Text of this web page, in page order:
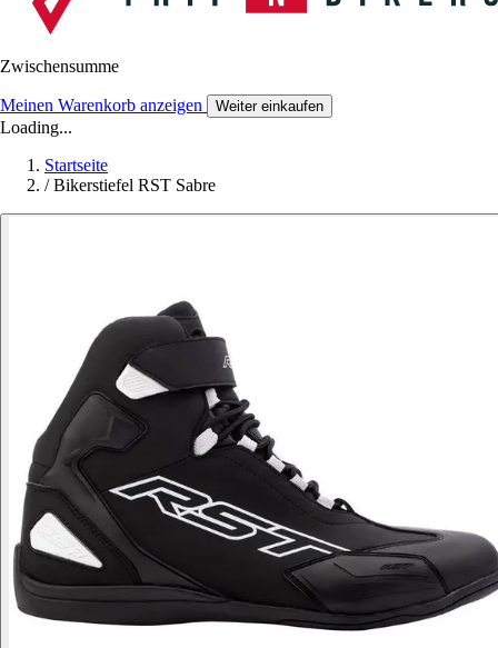
Zwischensumme
Meinen Warenkorb anzeigen Weiter einkaufen
Loading...
Startseite
/ Bikerstiefel RST Sabre